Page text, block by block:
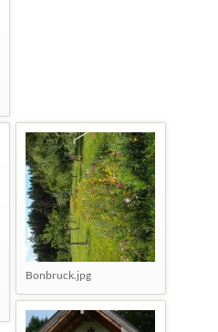
Bonbruck.jpg